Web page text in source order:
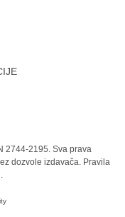
2744-2195. Sva prava
dozvole izdavača. Pravila